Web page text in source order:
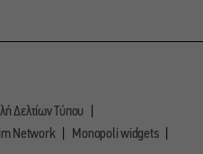
Δελτίων Τύπου
Network
Monopoli widgets